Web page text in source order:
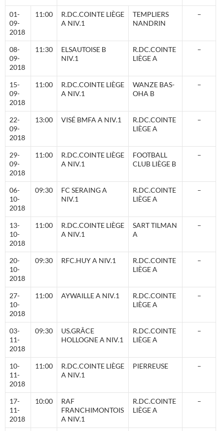
01-
09-
2018
11:00
R.DC.COINTE LIÈGE
A NIV.1
TEMPLIERS
NANDRIN
–
08-
09-
2018
11:30
ELSAUTOISE B
NIV.1
R.DC.COINTE
LIÈGE A
–
15-
09-
2018
11:00
R.DC.COINTE LIÈGE
A NIV.1
WANZE BAS-
OHA B
–
22-
09-
2018
13:00 VISÉ BMFA A NIV.1
R.DC.COINTE
LIÈGE A
–
29-
09-
2018
11:00
R.DC.COINTE LIÈGE
A NIV.1
FOOTBALL
CLUB LIÈGE B
–
06-
10-
2018
09:30
FC SERAING A
NIV.1
R.DC.COINTE
LIÈGE A
–
13-
10-
2018
11:00
R.DC.COINTE LIÈGE
A NIV.1
SART TILMAN
A
–
20-
10-
2018
09:30 RFC.HUY A NIV.1
R.DC.COINTE
LIÈGE A
–
27-
10-
2018
11:00 AYWAILLE A NIV.1
R.DC.COINTE
LIÈGE A
–
03-
11-
2018
09:30
US.GRÂCE
HOLLOGNE A NIV.1
R.DC.COINTE
LIÈGE A
–
10-
11-
2018
11:00
R.DC.COINTE LIÈGE
A NIV.1
PIERREUSE –
17-
11-
2018
10:00
RAF
FRANCHIMONTOIS
A NIV.1
R.DC.COINTE
LIÈGE A
–